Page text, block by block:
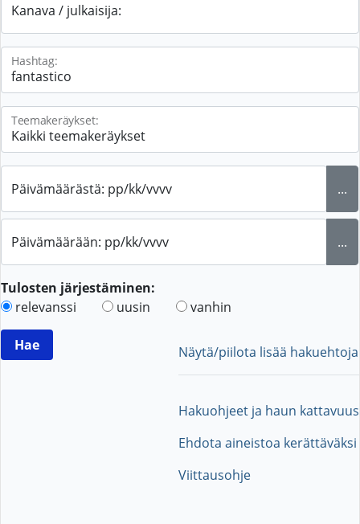
Kanava / julkaisija:
Hashtag:
Teemakeräykset:
Päivämäärästä: pp/kk/vvvv ...
Päivämäärään: pp/kk/vvvv ...
Tulosten järjestäminen:
relevanssi
uusin vanhin
Näytä/piilota lisää hakuehtoja
Hakuohjeet ja haun kattavuus
Ehdota aineistoa kerättäväksi
Viittausohje